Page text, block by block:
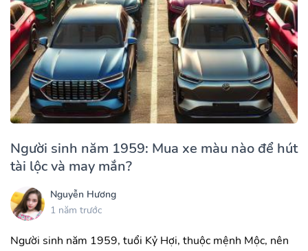
Người sinh năm 1959: Mua xe màu nào để hút
tài lộc và may mắn?
Nguyễn Hương
1 năm trước
Người sinh năm 1959, tuổi Kỷ Hợi, thuộc mệnh Mộc, nên